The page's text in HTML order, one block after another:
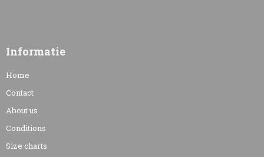
Informatie
Home
Contact
About us
Conditions
Size charts